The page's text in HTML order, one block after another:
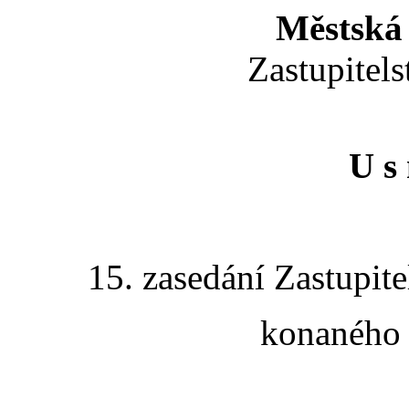
U s
15. zasedání